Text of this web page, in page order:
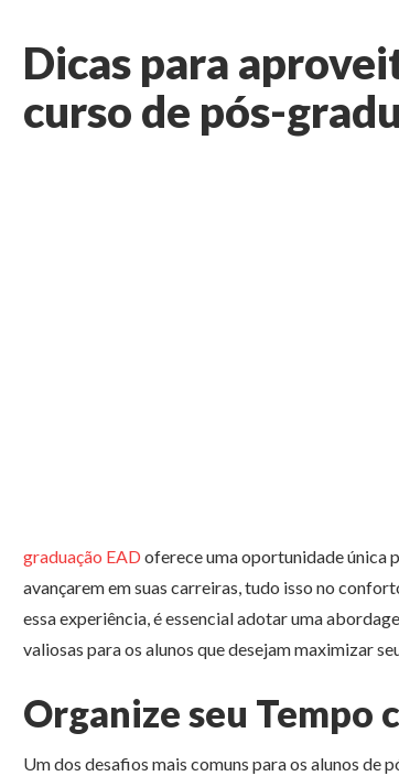
Dicas para
curso de pós-
graduação EAD oferece uma oportunidade única
avançarem em suas carreiras, tudo isso no
essa experiência, é essencial adotar uma
valiosas para os alunos que desejam maximizar
Organize seu Tempo
Um dos desafios mais comuns para os alunos de